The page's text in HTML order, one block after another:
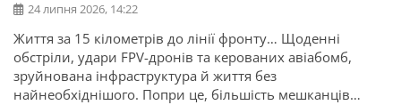
24 липня 2026, 14:22
Життя за 15 кілометрів до лінії фронту… Щоденні
обстріли, удари FPV-дронів та керованих авіабомб,
зруйнована інфраструктура й життя без
найнеобхіднішого. Попри це, більшість мешканців